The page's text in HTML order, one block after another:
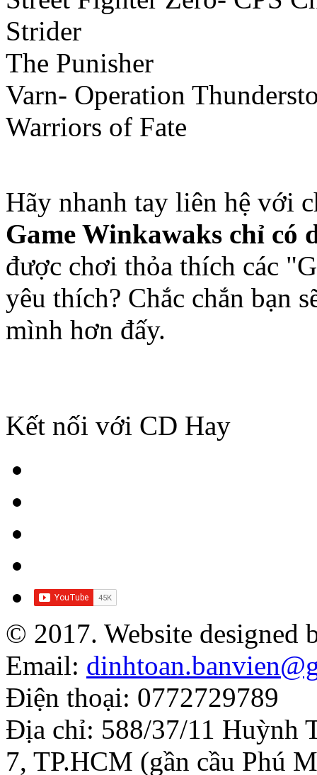
Strider
The Punisher
Varn- Operation
Warriors of Fate
Hãy nhanh tay liên hệ với
Game Winkawaks chỉ có
được chơi thỏa thích các
yêu thích? Chắc chắn bạn
mình hơn đấy.
Kết nối với CD Hay
© 2017. Website designed
Email:
Điện thoại: 0772729789
Địa chỉ: 588/37/11 Huỳnh
7, TP.HCM (gần cầu Phú